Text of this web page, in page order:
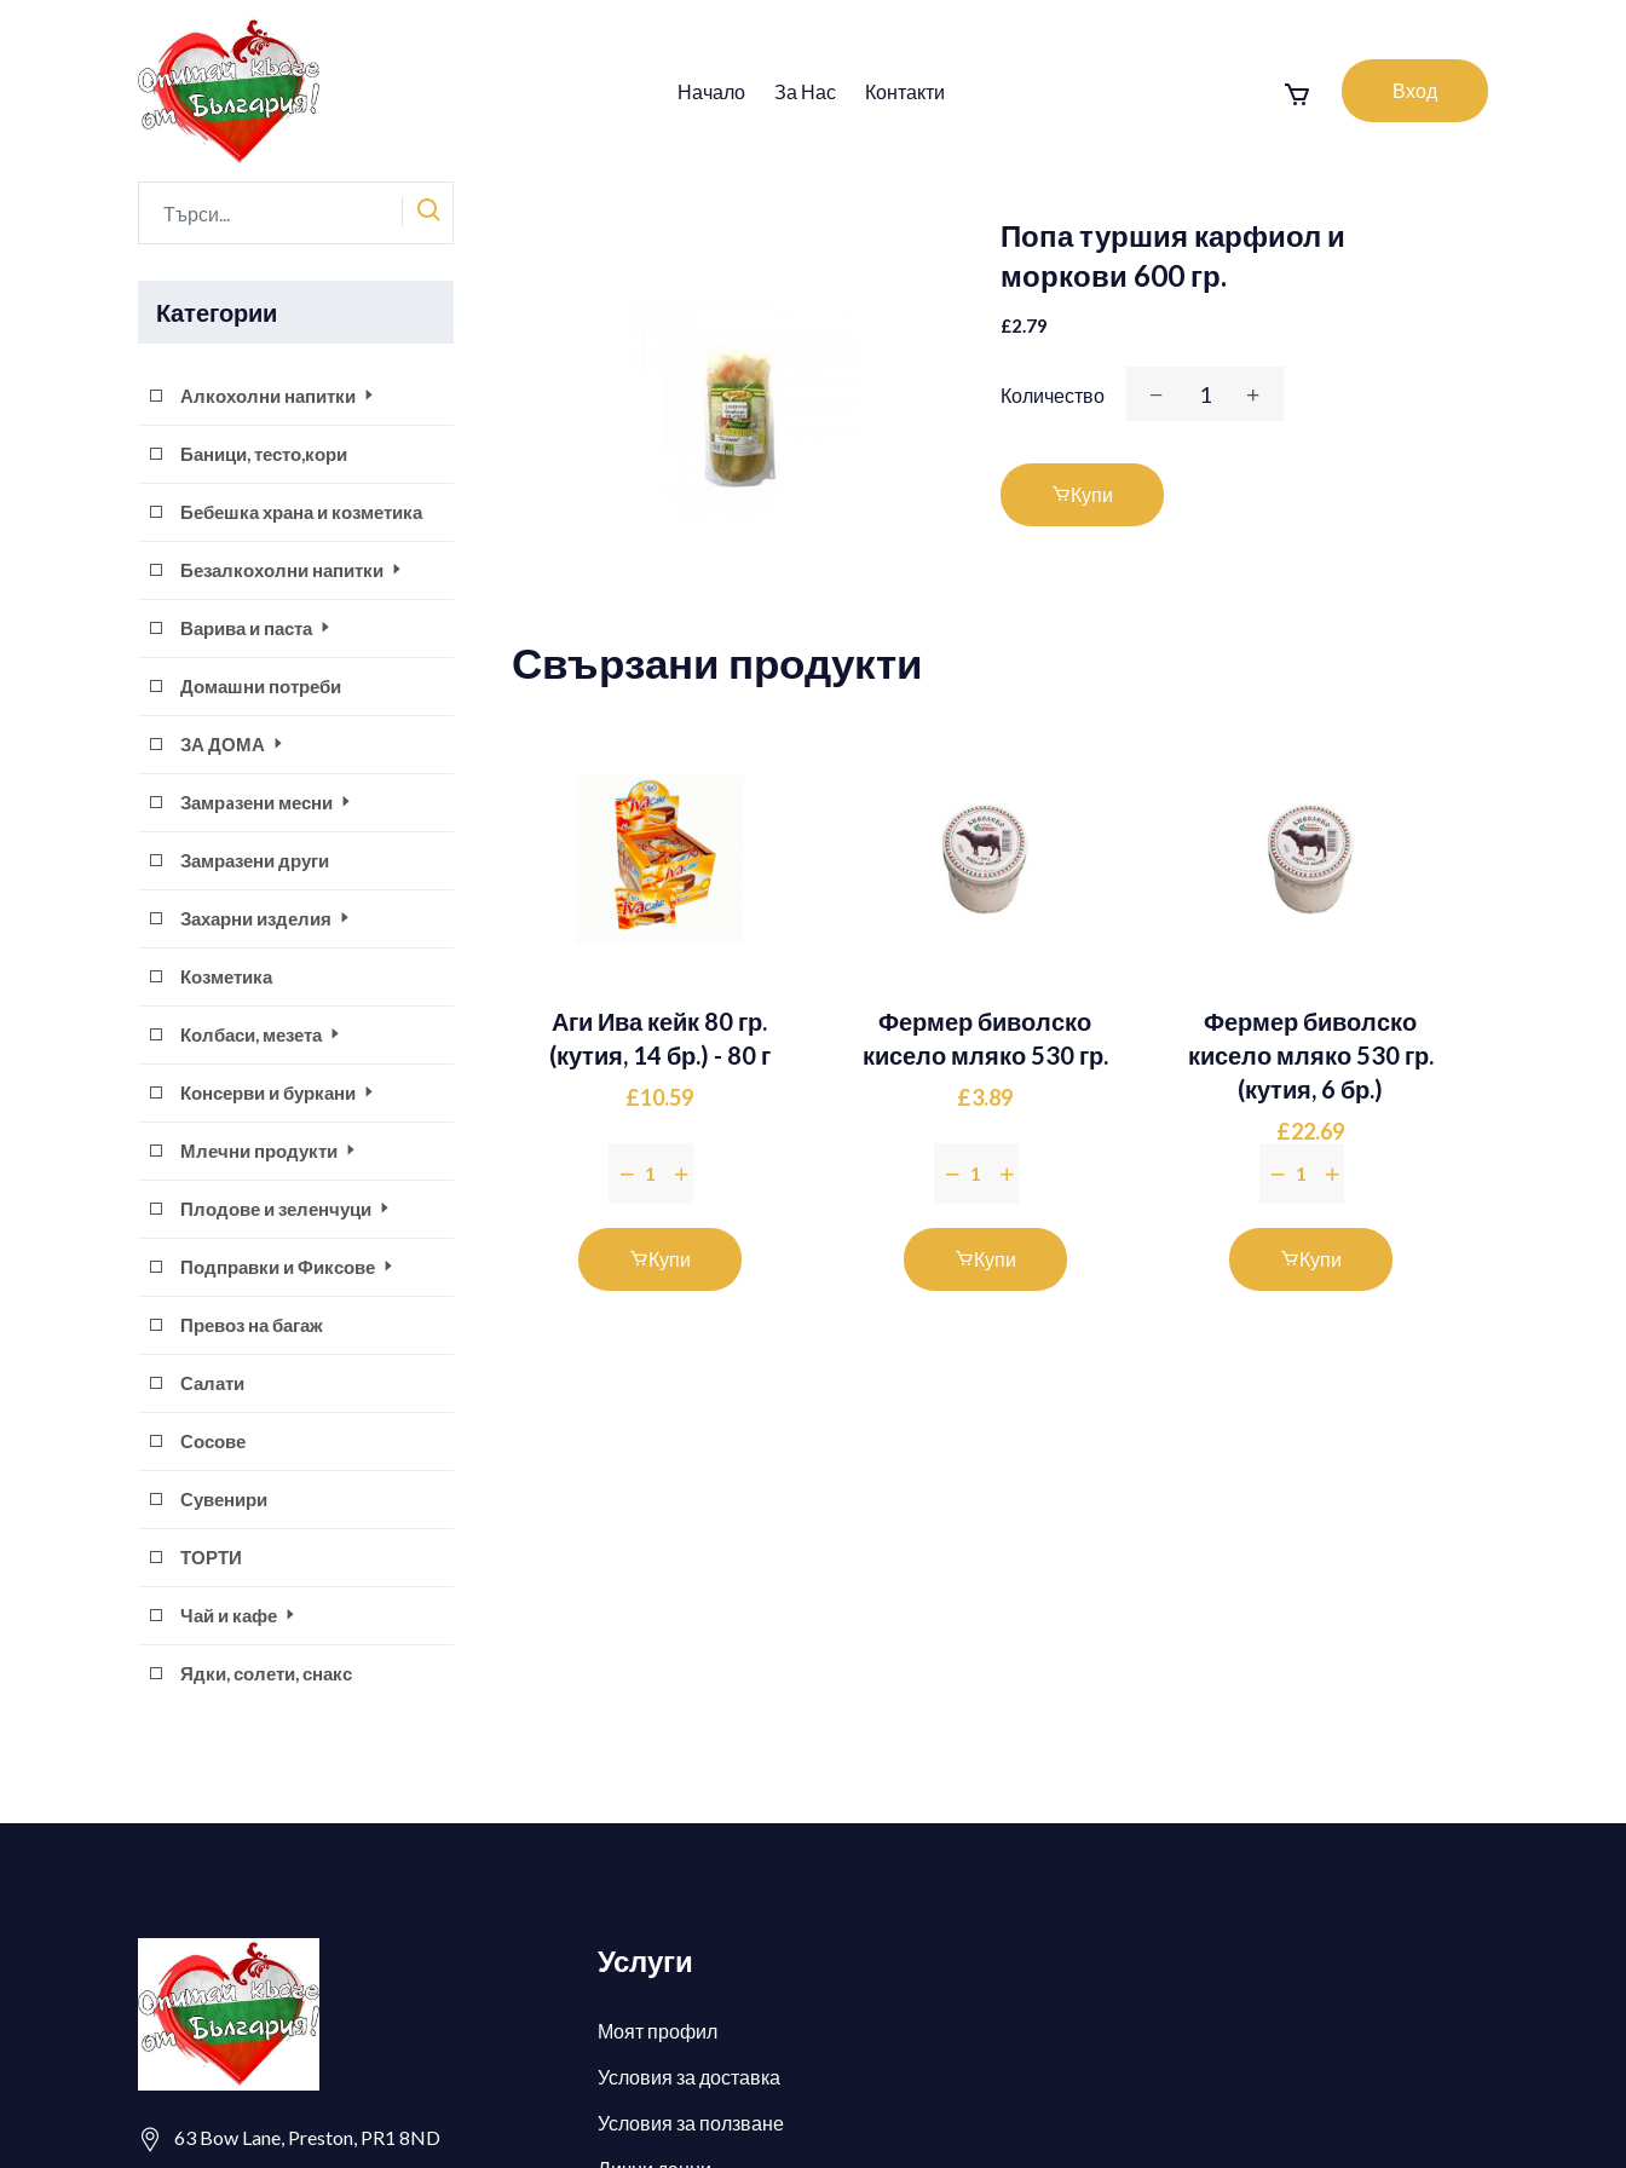
Начало За Нас Контакти Вход
Категории
Алкохолни напитки
Баници, тесто,кори
Бебешка храна и козметика
Безалкохолни напитки
Варива и паста
Домашни потреби
ЗА ДОМА
Замрaзени месни
Замразени други
Захарни изделия
Козметика
Колбаси, мезета
Консерви и буркани
Млечни продукти
Плодове и зеленчуци
Подправки и Фиксове
Превоз на багаж
Салати
Сосове
Сувенири
ТОРТИ
Чай и кафе
Ядки, солети, снакс
Попа туршия карфиол и
моркови 600 гр.
£2.79
Количество
Купи
Свързани продукти
Аги Ива кейк 80 гр.
(кутия, 14 бр.) - 80 г
£10.59
Купи
Фермер биволско
кисело мляко 530 гр.
£3.89
Купи
Фермер биволско
кисело мляко 530 гр.
(кутия, 6 бр.)
£22.69
Купи
63 Bow Lane, Preston, PR1 8ND
Услуги
Моят профил
Условия за доставка
Условия за ползване